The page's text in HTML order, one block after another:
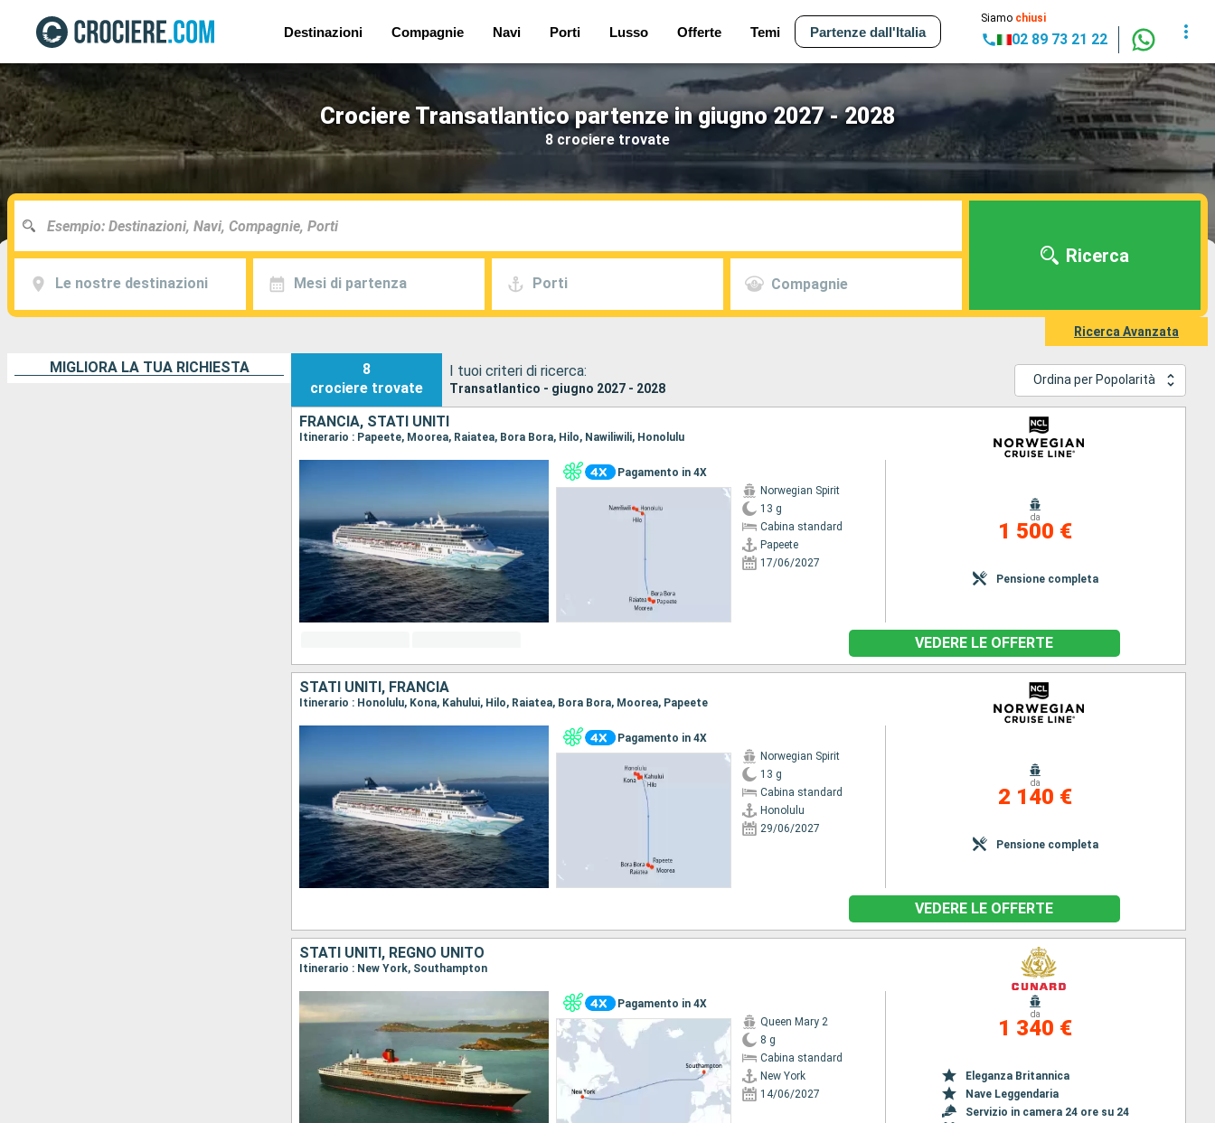
Destinazioni Compagnie Navi Porti Lusso Offerte Temi Partenze dall'Italia
Siamo chiusi
02 89 73 21 22
Crociere Transatlantico partenze in giugno 2027 - 2028
8 crociere trovate
Le nostre destinazioni Mesi di partenza Porti Compagnie
Ricerca
Ricerca Avanzata
MIGLIORA LA TUA RICHIESTA
8
crociere trovate
I tuoi criteri di ricerca:
Transatlantico - giugno 2027 - 2028
Ordina per Popolarità
FRANCIA, STATI UNITI
Itinerario : Papeete, Moorea, Raiatea, Bora Bora, Hilo, Nawiliwili, Honolulu
Pagamento in 4X
Norwegian Spirit
13 g
Cabina standard
Papeete
17/06/2027
da
1 500 €
Pensione completa
VEDERE LE OFFERTE
STATI UNITI, FRANCIA
Itinerario : Honolulu, Kona, Kahului, Hilo, Raiatea, Bora Bora, Moorea, Papeete
Pagamento in 4X
Norwegian Spirit
13 g
Cabina standard
Honolulu
29/06/2027
da
2 140 €
Pensione completa
VEDERE LE OFFERTE
STATI UNITI, REGNO UNITO
Itinerario : New York, Southampton
Pagamento in 4X
Queen Mary 2
8 g
Cabina standard
New York
14/06/2027
da
1 340 €
Eleganza Britannica
Nave Leggendaria
Servizio in camera 24 ore su 24